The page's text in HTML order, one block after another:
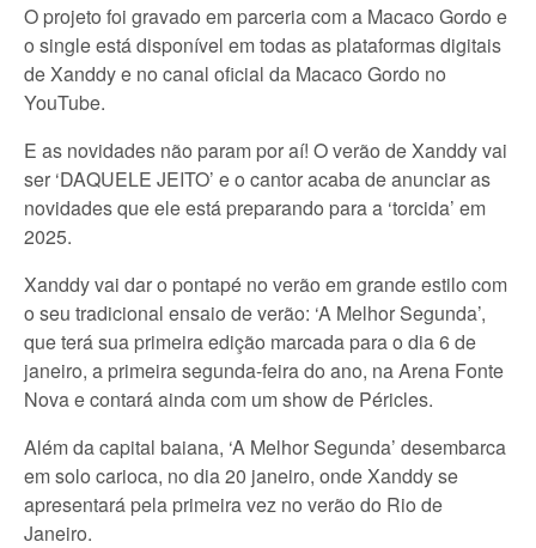
O projeto foi gravado em parceria com a Macaco Gordo e
o single está disponível em todas as plataformas digitais
de Xanddy e no canal oficial da Macaco Gordo no
YouTube.
E as novidades não param por aí! O verão de Xanddy vai
ser ‘DAQUELE JEITO’ e o cantor acaba de anunciar as
novidades que ele está preparando para a ‘torcida’ em
2025.
Xanddy vai dar o pontapé no verão em grande estilo com
o seu tradicional ensaio de verão: ‘A Melhor Segunda’,
que terá sua primeira edição marcada para o dia 6 de
janeiro, a primeira segunda-feira do ano, na Arena Fonte
Nova e contará ainda com um show de Péricles.
Além da capital baiana, ‘A Melhor Segunda’ desembarca
em solo carioca, no dia 20 janeiro, onde Xanddy se
apresentará pela primeira vez no verão do Rio de
Janeiro.